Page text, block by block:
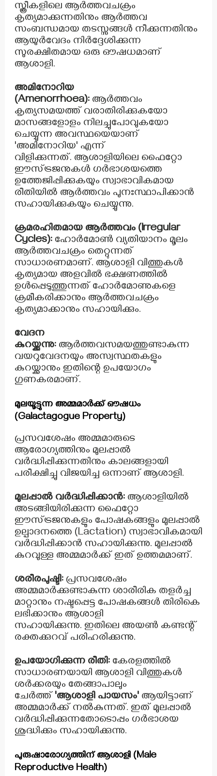
സ്ത്രീകളിലെ ആർത്തവചക്രം
കൃത്യമാക്കുന്നതിനും ആർത്തവ
സംബന്ധമായ തടസ്സങ്ങൾ നീക്കുന്നതിനും
ആയുർവേദം നിർദ്ദേശിക്കുന്ന
സുരക്ഷിതമായ ഒരു ഔഷധമാണ്
ആശാളി.
അമിനോറിയ
(Amenorrhoea): ആർത്തവം
കൃത്യസമയത്ത് വരാതിരിക്കുകയോ
മാസങ്ങളോളം നിലച്ചുപോവുകയോ
ചെയ്യുന്ന അവസ്ഥയെയാണ്
'അമിനോറിയ' എന്ന്
വിളിക്കുന്നത്. ആശാളിയിലെ ഫൈറ്റോ
ഈസ്ട്രജനുകൾ ഗർഭാശയത്തെ
ഉത്തേജിപ്പിക്കുകയും സ്വാഭാവികമായ
രീതിയിൽ ആർത്തവം പുനഃസ്ഥാപിക്കാൻ
സഹായിക്കുകയും ചെയ്യുന്നു.
ക്രമരഹിതമായ ആർത്തവം (Irregular
Cycles): ഹോർമോൺ വ്യതിയാനം മൂലം
ആർത്തവചക്രം തെറ്റുന്നത്
സാധാരണമാണ്. ആശാളി വിത്തുകൾ
കൃത്യമായ അളവിൽ ഭക്ഷണത്തിൽ
ഉൾപ്പെടുത്തുന്നത് ഹോർമോണുകളെ
ക്രമീകരിക്കാനും ആർത്തവചക്രം
കൃത്യമാക്കാനും സഹായിക്കും.
വേദന
കുറയ്ക്കുന്നു: ആർത്തവസമയത്തുണ്ടാകുന്ന
വയറുവേദനയും അസ്വസ്ഥതകളും
കുറയ്ക്കാനും ഇതിന്റെ ഉപയോഗം
ഗുണകരമാണ്.
മുലയൂട്ടുന്ന അമ്മമാർക്ക് ഔഷധം
(Galactagogue Property)
പ്രസവശേഷം അമ്മമാരുടെ
ആരോഗ്യത്തിനും മുലപ്പാൽ
വർദ്ധിപ്പിക്കുന്നതിനും കാലങ്ങളായി
പരീക്ഷിച്ചു വിജയിച്ച ഒന്നാണ് ആശാളി.
മുലപ്പാൽ വർദ്ധിപ്പിക്കാൻ: ആശാളിയിൽ
അടങ്ങിയിരിക്കുന്ന ഫൈറ്റോ
ഈസ്ട്രജനുകളും പോഷകങ്ങളും മുലപ്പാൽ
ഉല്പാദനത്തെ (Lactation) സ്വാഭാവികമായി
വർദ്ധിപ്പിക്കാൻ സഹായിക്കുന്നു. മുലപ്പാൽ
കുറവുള്ള അമ്മമാർക്ക് ഇത് ഉത്തമമാണ്.
ശരീരപുഷ്ടി: പ്രസവശേഷം
അമ്മമാർക്കുണ്ടാകുന്ന ശാരീരിക തളർച്ച
മാറ്റാനും നഷ്ടപ്പെട്ട പോഷകങ്ങൾ തിരികെ
ലഭിക്കാനും ആശാളി
സഹായിക്കുന്നു. ഇതിലെ അയൺ കണ്ടന്റ്
രക്തക്കുറവ് പരിഹരിക്കുന്നു.
ഉപയോഗിക്കുന്ന രീതി: കേരളത്തിൽ
സാധാരണയായി ആശാളി വിത്തുകൾ
ശർക്കരയും തേങ്ങാപാലും
ചേർത്ത് 'ആശാളി പായസം' ആയിട്ടാണ്
അമ്മമാർക്ക് നൽകുന്നത്. ഇത് മുലപ്പാൽ
വർദ്ധിപ്പിക്കുന്നതോടൊപ്പം ഗർഭാശയ
ശുദ്ധിക്കും സഹായിക്കുന്നു.
പുരുഷാരോഗ്യത്തിന് ആശാളി (Male
Reproductive Health)